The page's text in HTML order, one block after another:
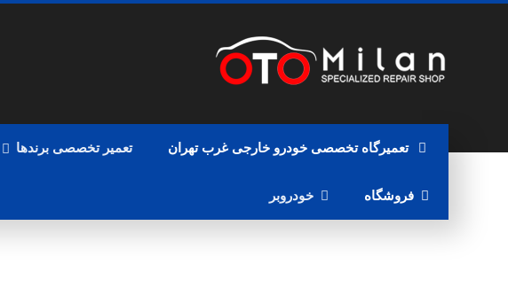
تعمیرگاه تخصصی خودرو خارجی غرب تهران تعمیر تخصصی برندها
فروشگاه خودروبر